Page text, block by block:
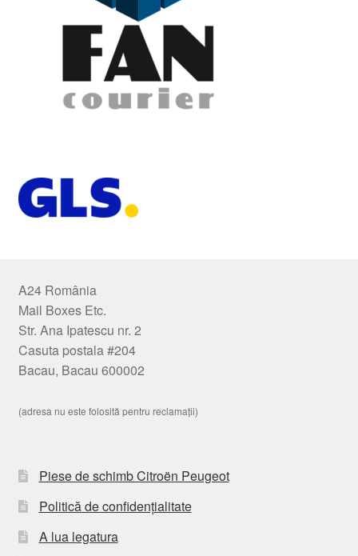
A24 România
Mail Boxes Etc.
Str. Ana Ipatescu nr. 2
Casuta postala #204
Bacau, Bacau 600002
(adresa nu este folosită pentru reclamații)
Piese de schimb Citroën Peugeot
Politică de confidențialitate
A lua legatura